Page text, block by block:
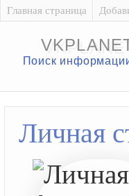
Главная страница
Поиск
Личная